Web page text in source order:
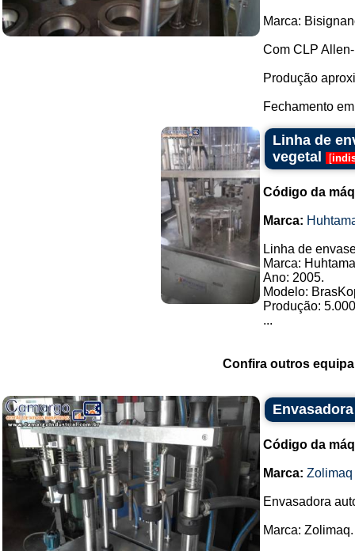
Marca:
Com CLP
Produção
Fechamento
Linha de
vegetal
[
Código da
Marca:
Linha de
Marca:
Ano: 2005.
Modelo:
Produção:
...
Confira outros
Código da
Marca: Zolimaq
Envasadora
Marca: Zolimaq.